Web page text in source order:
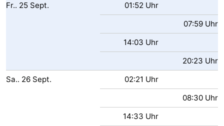
Fr.. 25 Sept.
01:52 Uhr
07:59 Uhr
14:03 Uhr
20:23 Uhr
Sa.. 26 Sept.
02:21 Uhr
08:30 Uhr
14:33 Uhr